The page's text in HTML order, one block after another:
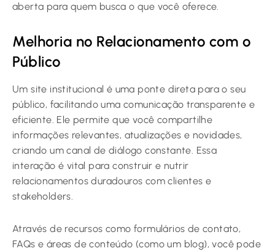
aberta para quem busca o que você oferece.
Melhoria no Relacionamento com o
Público
Um site institucional é uma ponte direta para o seu
público, facilitando uma comunicação transparente e
eficiente. Ele permite que você compartilhe
informações relevantes, atualizações e novidades,
criando um canal de diálogo constante. Essa
interação é vital para construir e nutrir
relacionamentos duradouros com clientes e
stakeholders.
Através de recursos como formulários de contato,
FAQs e áreas de conteúdo (como um blog), você pode